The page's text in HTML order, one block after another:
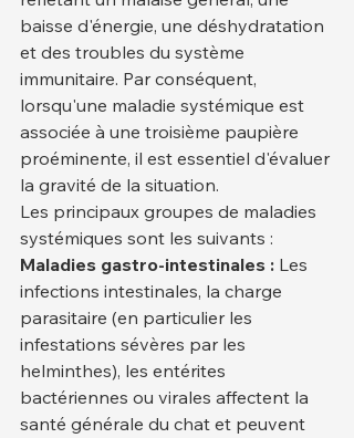
baisse d'énergie, une déshydratation
et des troubles du système
immunitaire. Par conséquent,
lorsqu'une maladie systémique est
associée à une troisième paupière
proéminente, il est essentiel d'évaluer
la gravité de la situation.
Les principaux groupes de maladies
systémiques sont les suivants :
Maladies gastro-intestinales : Les
infections intestinales, la charge
parasitaire (en particulier les
infestations sévères par les
helminthes), les entérites
bactériennes ou virales affectent la
santé générale du chat et peuvent